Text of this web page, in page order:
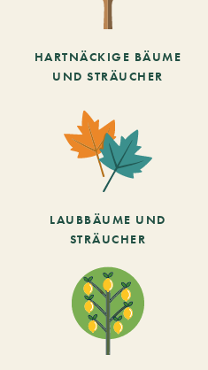
HARTNÄCKIGE BÄUME
UND STRÄUCHER
LAUBBÄUME UND
STRÄUCHER